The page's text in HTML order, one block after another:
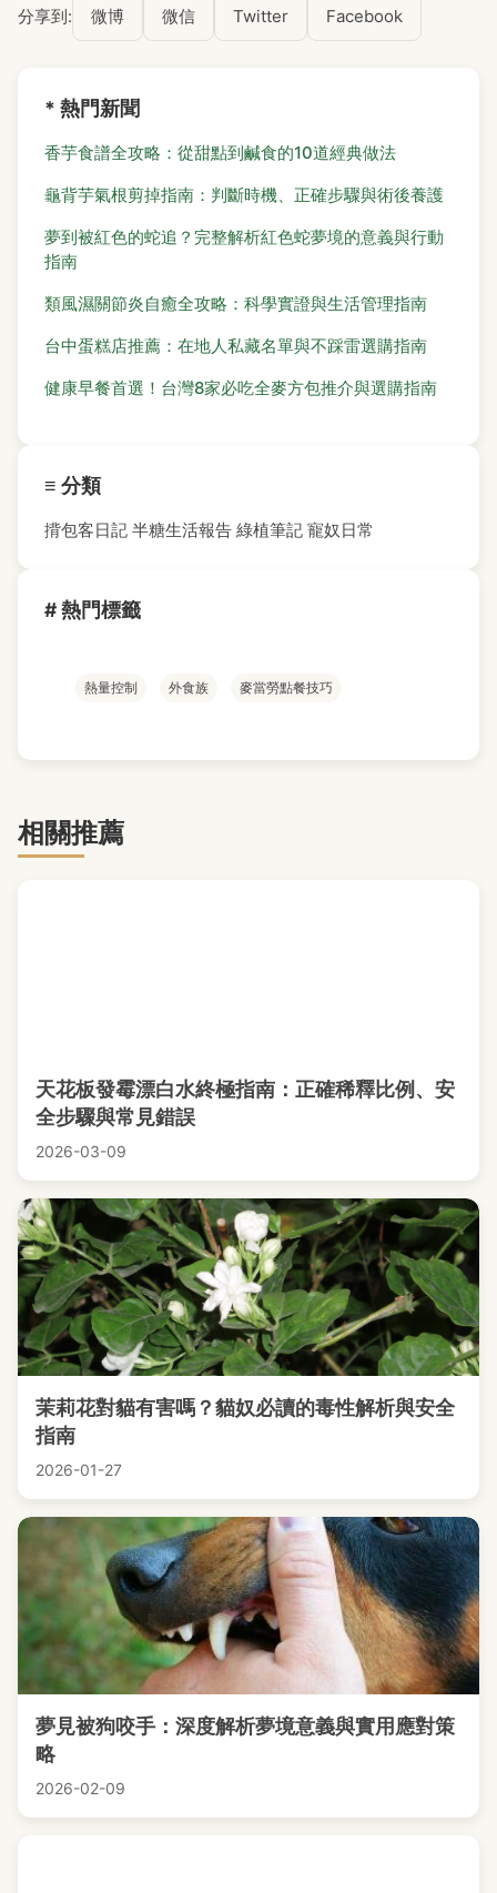
分享到: 微博 微信 Twitter Facebook
* 熱門新聞
香芋食譜全攻略：從甜點到鹹食的10道經典做法
龜背芋氣根剪掉指南：判斷時機、正確步驟與術後養護
夢到被紅色的蛇追？完整解析紅色蛇夢境的意義與行動
指南
類風濕關節炎自癒全攻略：科學實證與生活管理指南
台中蛋糕店推薦：在地人私藏名單與不踩雷選購指南
健康早餐首選！台灣8家必吃全麥方包推介與選購指南
≡ 分類
揹包客日記 半糖生活報告 綠植筆記 寵奴日常
# 熱門標籤
熱量控制 外食族 麥當勞點餐技巧
相關推薦
天花板發霉漂白水終極指南：正確稀釋比例、安
全步驟與常見錯誤
2026-03-09
茉莉花對貓有害嗎？貓奴必讀的毒性解析與安全
指南
2026-01-27
夢見被狗咬手：深度解析夢境意義與實用應對策
略
2026-02-09